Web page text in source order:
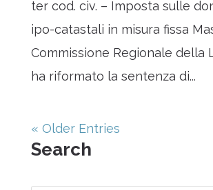
ter cod. civ. – Imposta sulle
ipo-catastali in misura fissa
Commissione Regionale della
ha riformato la sentenza di...
« Older Entries
Search